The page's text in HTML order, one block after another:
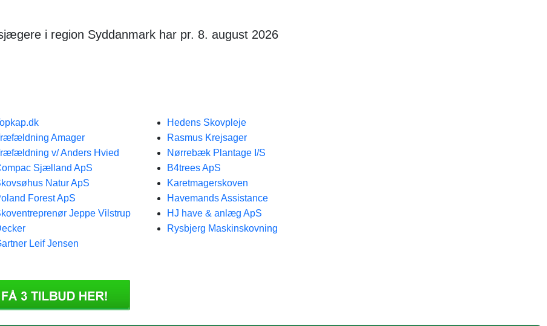
i region Syddanmark har pr. 8. august 2026
Amager
v/ Anders Hvied
Sjælland ApS
Natur ApS
Forest ApS
Jeppe Vilstrup
Leif Jensen
Hedens Skovpleje
Rasmus Krejsager
Nørrebæk Plantage I/S
B4trees ApS
Karetmagerskoven
Havemands Assistance
HJ have & anlæg ApS
Rysbjerg Maskinskovning